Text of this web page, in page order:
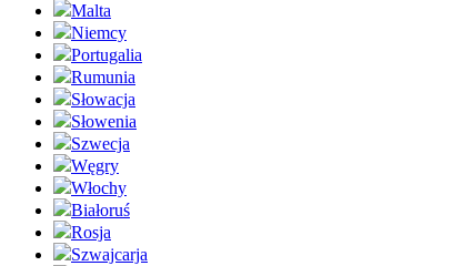
Malta
Niemcy
Portugalia
Rumunia
Słowacja
Słowenia
Szwecja
Węgry
Włochy
Białoruś
Rosja
Szwajcarja